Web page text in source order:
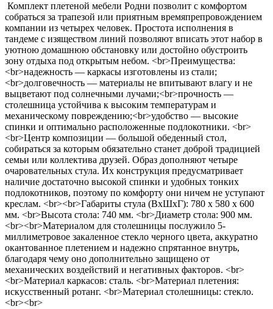
Комплект плетеной мебели Родни позволит с комфортом
собраться за трапезой или приятным времяпрепровождением
компании из четырех человек. Простота исполнения в
тандеме с изяществом линий позволяют вписать этот набор в
уютною домашнюю обстановку или достойно обустроить
зону отдыха под открытым небом. <br>Преимущества:
<br>надежность — каркасы изготовлены из стали;
<br>долговечность — материалы не впитывают влагу и не
выцветают под солнечными лучами;<br>прочность —
столешница устойчива к высоким температурам и
механическому повреждению;<br>удобство — высокие
спинки и оптимально расположенные подлокотники. <br>
<br>Центр композиции — большой обеденный стол,
собираться за которым обязательно станет доброй традицией
семьи или коллектива друзей. Образ дополняют четыре
очаровательных стула. Их конструкция предусматривает
наличие достаточно высокой спинки и удобных тонких
подлокотников, поэтому по комфорту они ничем не уступают
креслам. <br><br>Габариты стула (ВхШхГ): 780 х 580 х 600
мм. <br>Высота стола: 740 мм. <br>Диаметр стола: 900 мм.
<br><br>Материалом для столешницы послужило 5-
миллиметровое закаленное стекло черного цвета, аккуратно
окантованное плетением и надежно спрятанное внутрь,
благодаря чему оно дополнительно защищено от
механических воздействий и негативных факторов. <br>
<br>Материал каркасов: сталь. <br>Материал плетения:
искусственный ротанг. <br>Материал столешницы: стекло.
<br><br>